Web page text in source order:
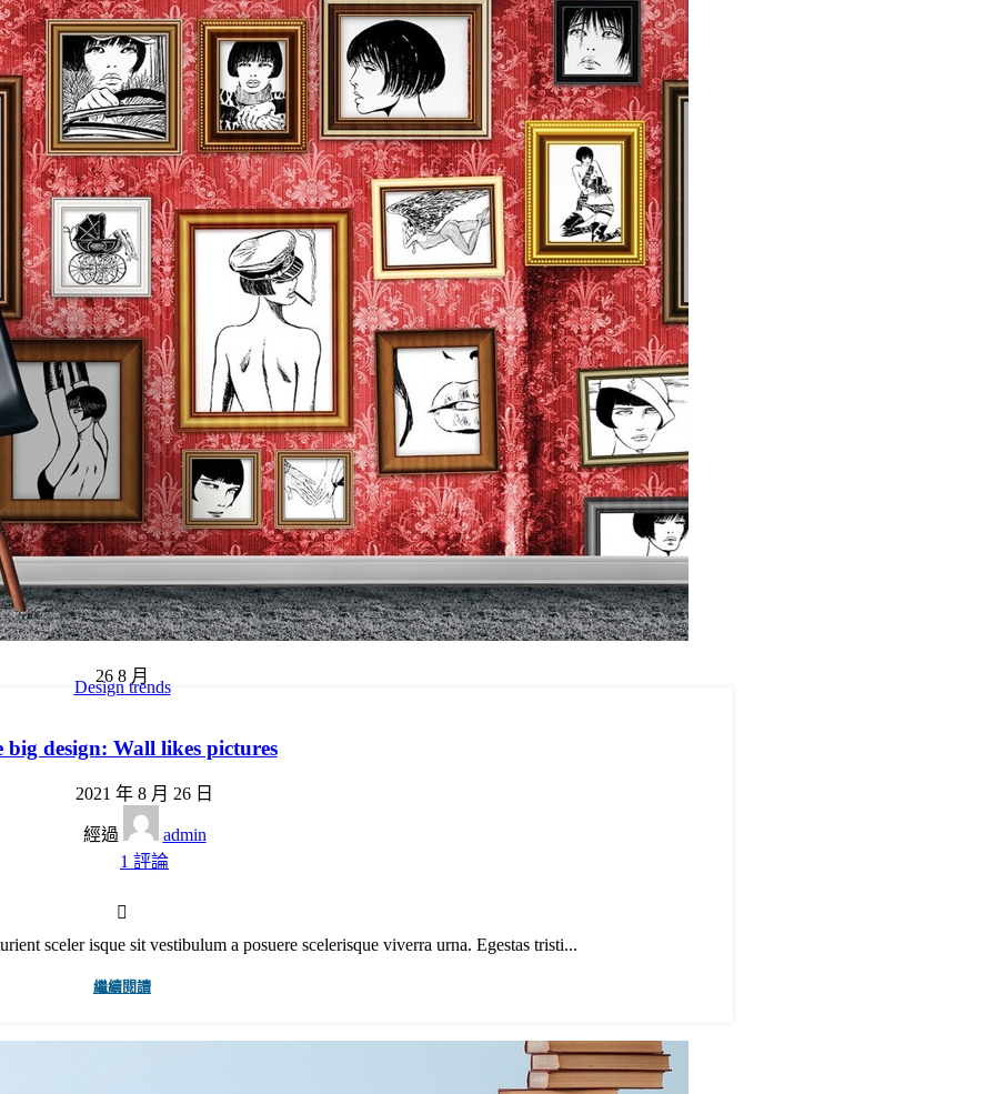
26 8 月
Design trends
big design: Wall likes pictures
2021 年 8 月 26 日
經過
admin
1 評論
sceler isque sit vestibulum a posuere scelerisque viverra urna. Egestas tristi...
繼續閱讀